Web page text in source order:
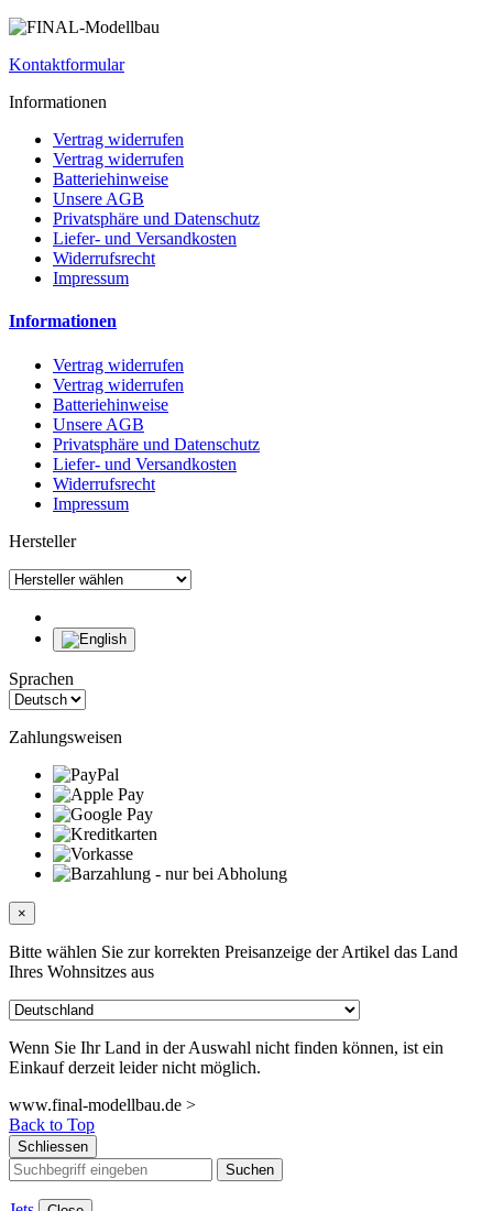
Kontaktformular
Informationen
Vertrag widerrufen
Vertrag widerrufen
Batteriehinweise
Unsere AGB
Privatsphäre und Datenschutz
Liefer- und Versandkosten
Widerrufsrecht
Impressum
Informationen
Vertrag widerrufen
Vertrag widerrufen
Batteriehinweise
Unsere AGB
Privatsphäre und Datenschutz
Liefer- und Versandkosten
Widerrufsrecht
Impressum
Hersteller
Sprachen
Zahlungsweisen
×
Bitte wählen Sie zur korrekten Preisanzeige der Artikel das Land
Ihres Wohnsitzes aus
Wenn Sie Ihr Land in der Auswahl nicht finden können, ist ein
Einkauf derzeit leider nicht möglich.
www.final-modellbau.de >
Back to Top
Schliessen
Suchen